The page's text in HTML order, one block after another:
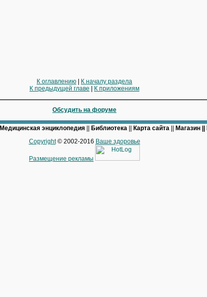
К оглавлению
К началу раздела
К предыдущей главе
К приложениям
Обсудить на форуме
Медицинская энциклопедия Библиотека Карта сайта Магазин ||
Copyright© 2002-2016 Ваше здоровье
Размещение рекламы